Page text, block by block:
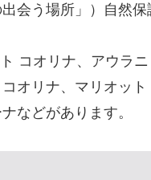
会う場所」）自然
コオリナ、アウラ
オリナ、マリオッ
などがあります。